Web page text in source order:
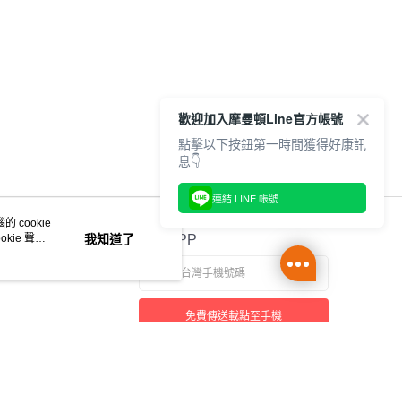
官方APP
免費傳送載點至手機
的 cookie
聲明
我知道了
歡迎加入摩曼頓Line官方帳號
點擊以下按鈕第一時間獲得好康訊
息👇
連結 LINE 帳號